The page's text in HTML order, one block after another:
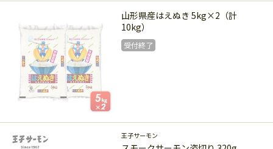
受付終了
山形県産はえぬき 5kg×2（計
10kg）
受付終了
受付終了
王子サーモン